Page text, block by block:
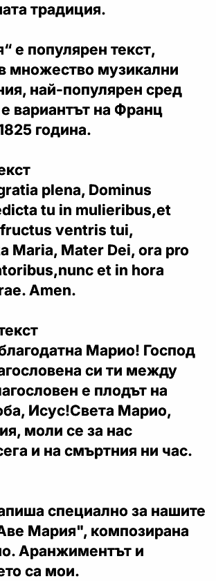
традиция.
е популярен текст,
множество музикални
най-популярен сред
вариантът на Франц
година.
plena, Dominus
tu in mulieribus,et
ventris tui,
Maria, Mater Dei, ora pro
et in hora
Amen.
Марио! Господ
си ти между
е плодът на
Исус!Света Марио,
моли се за нас
и на смъртния ни час.
специално за нашите
Мария", композирана
Аранжиментът и
са мои.